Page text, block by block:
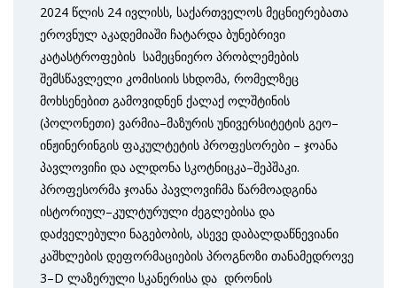
2024 წლის 24 ივლისს, საქართველოს მეცნიერებათა
ეროვნულ აკადემიაში ჩატარდა ბუნებრივი
კატასტროფების სამეცნიერო პრობლემების
შემსწავლელი კომისიის სხდომა, რომელზეც
მოხსენებით გამოვიდნენ ქალაქ ოლშტინის
(პოლონეთი) ვარმია–მაზურის უნივერსიტეტის გეო–
ინჟინერინგის ფაკულტეტის პროფესორები – ჯოანა
პავლოვიჩი და ალდონა სკოტნიცკა–შეპშაკი.
პროფესორმა ჯოანა პავლოვიჩმა წარმოადგინა
ისტორიულ–კულტურული ძეგლებისა და
დაძველებული ნაგებობის, ასევე დაბალდაწნევიანი
კაშხლების დეფორმაციების პროგნოზი თანამედროვე
3–D ლაზერული სკანერისა და დრონის